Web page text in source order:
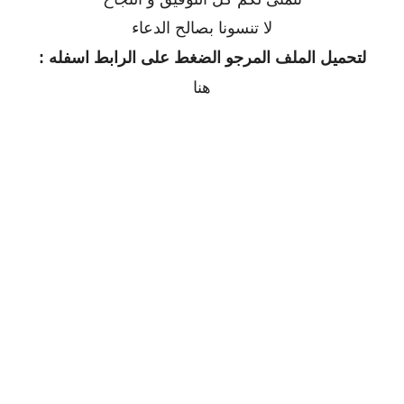
لا تنسونا بصالح الدعاء
لتحميل الملف المرجو الضغط على الرابط اسفله :
هنا